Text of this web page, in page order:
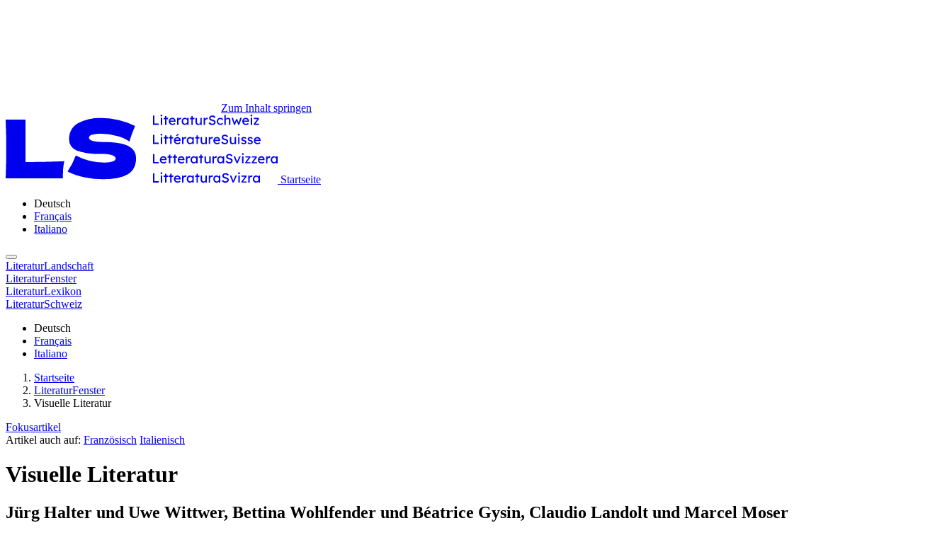
Zum Inhalt springen
Startseite
Deutsch
Français
Italiano
LiteraturLandschaft
LiteraturFenster
LiteraturLexikon
LiteraturSchweiz
Deutsch
Français
Italiano
Startseite
LiteraturFenster
Visuelle Literatur
Fokusartikel
Artikel auch auf: Französisch Italienisch
Visuelle Literatur
Jürg Halter und Uwe Wittwer, Bettina Wohlfender und Béatrice Gysin, Claudio Landolt und Marcel Moser